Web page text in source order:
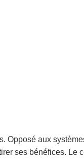
Opposé aux
ses bénéfices. Le